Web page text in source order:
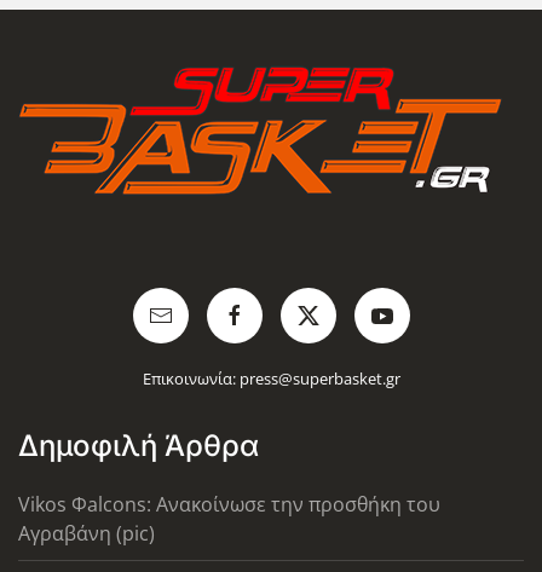
Επικοινωνία: press@superbasket.gr
Δημοφιλή Άρθρα
Vikos Φalcons: Ανακοίνωσε την προσθήκη του
Αγραβάνη (pic)